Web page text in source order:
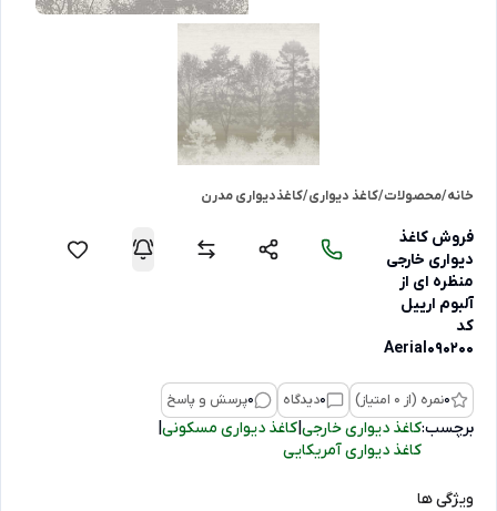
خانه/محصولات/کاغذ دیواری/کاغذدیواری مدرن
فروش کاغذ
دیواری خارجی
منظره ای از
آلبوم ارییل
کد
Aerial090200
0نمره (از 0 امتیاز) 0دیدگاه 0پرسش و پاسخ
برچسب:کاغذ دیواری خارجی کاغذ دیواری مسکونی
کاغذ دیواری آمریکایی
ویژگی ها